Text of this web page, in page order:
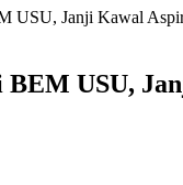
USU, Janji Kawal
BEM USU,